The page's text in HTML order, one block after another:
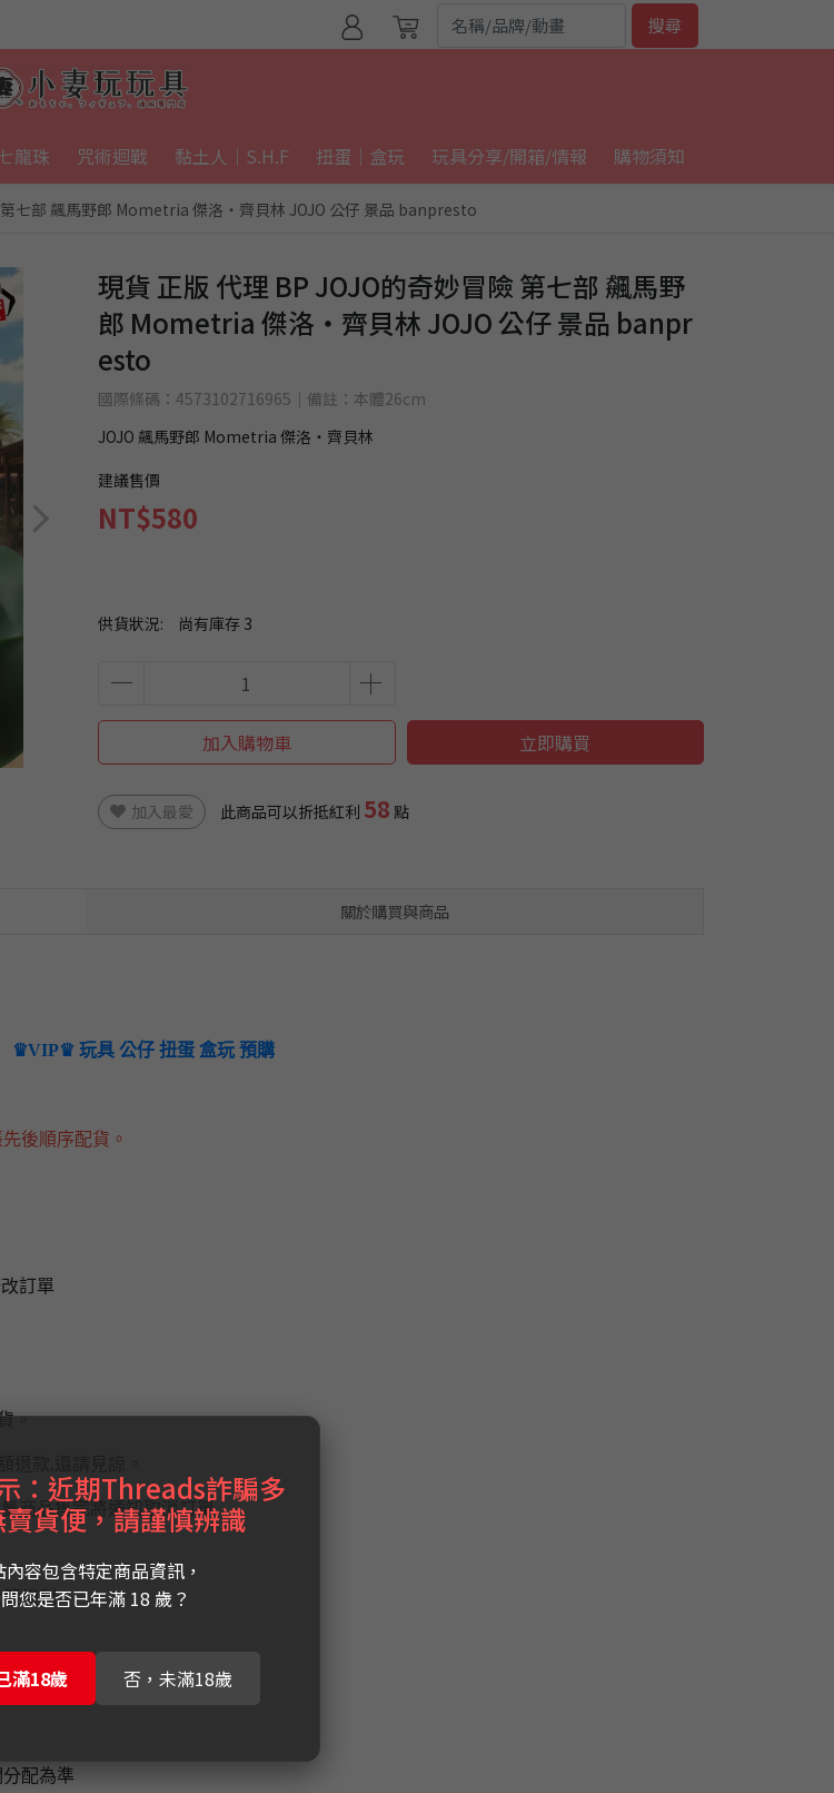
搜尋
龍珠 咒術迴戰 黏土人｜S.H.F 扭蛋｜盒玩 玩具分享/開箱/情報 購物須知
七部 飆馬野郎 Mometria 傑洛・齊貝林 JOJO 公仔 景品 banpresto
現貨 正版 代理 BP JOJO的奇妙冒險 第七部 飆馬野
郎 Mometria 傑洛・齊貝林 JOJO 公仔 景品 banpr
esto
國際條碼：4573102716965｜備註：本體26cm
JOJO 飆馬野郎 Mometria 傑洛・齊貝林
建議售價
NT$580
供貨狀況: 尚有庫存 3
加入購物車 立即購買
加入最愛 此商品可以折抵紅利 58 點
關於購買與商品
♛VIP♛ 玩具 公仔 扭蛋 盒玩 預購
後順序配貨。
訂單
。
退款,還請見諒。
商品售完將通知取消訂單
權利。
時間為上市後1-2個月左右
配為準
：近期Threads詐騙多
貨便，請謹慎辨識
內容包含特定商品資訊，
您是否已年滿 18 歲？
滿18歲 否，未滿18歲